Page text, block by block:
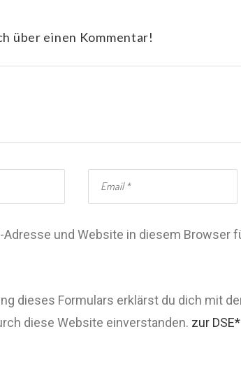
über einen Kommentar!
Adresse und Website in diesem Browser
dieses Formulars erklärst du dich mit
diese Website einverstanden. zur DSE*